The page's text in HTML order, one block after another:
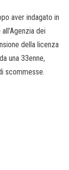
aver indagato in
dei
della licenza
una 33enne,
scommesse.